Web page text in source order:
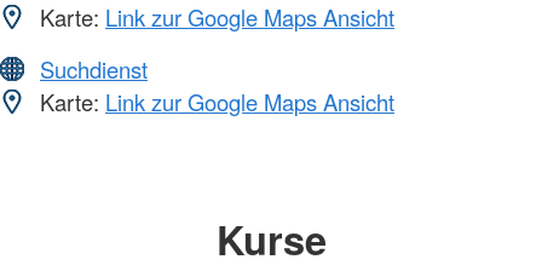
Karte: Link zur Google Maps Ansicht
Suchdienst
Karte: Link zur Google Maps Ansicht
Kurse